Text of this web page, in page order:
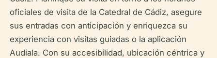
oficiales de visita de la Catedral de Cádiz, asegure
sus entradas con anticipación y enriquezca su
experiencia con visitas guiadas o la aplicación
Audiala. Con su accesibilidad, ubicación céntrica y